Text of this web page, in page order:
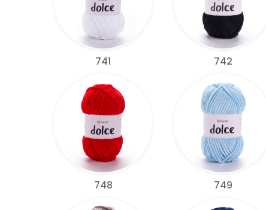
741 742
748 749